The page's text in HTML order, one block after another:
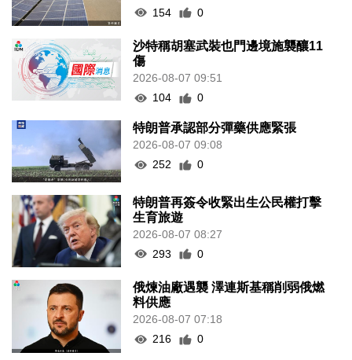
154
0
沙特稱胡塞武裝也門邊境施襲釀11
傷
2026-08-07 09:51
104
0
特朗普承認部分彈藥供應緊張
2026-08-07 09:08
252
0
特朗普再簽令收緊出生公民權打擊
生育旅遊
2026-08-07 08:27
293
0
俄煉油廠遇襲 澤連斯基稱削弱俄燃
料供應
2026-08-07 07:18
216
0